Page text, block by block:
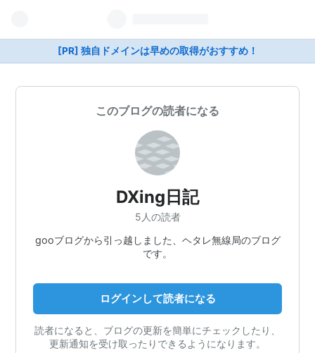
[PR] 独自ドメインは早めの取得がおすすめ！
このブログの読者になる
DXing日記
5人の読者
gooブログから引っ越しました、ヘタレ無線局のブログ
です。
ログインして読者になる
読者になると、ブログの更新を簡単にチェックしたり、
更新通知を受け取ったりできるようになります。